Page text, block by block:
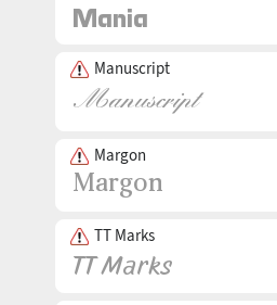
Manuscript
Margon
TT Marks